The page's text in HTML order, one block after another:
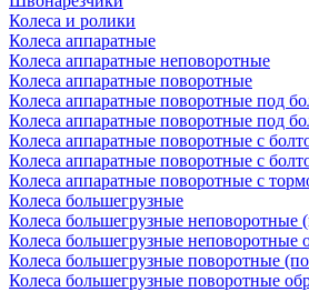
Колеса и ролики
Колеса аппаратные
Колеса аппаратные неповоротные
Колеса аппаратные поворотные
Колеса аппаратные поворотные под
Колеса аппаратные поворотные под
Колеса аппаратные поворотные с
Колеса аппаратные поворотные с
Колеса аппаратные поворотные с
Колеса большегрузные
Колеса большегрузные неповоротные
Колеса большегрузные неповоротные
Колеса большегрузные поворотные
Колеса большегрузные поворотные